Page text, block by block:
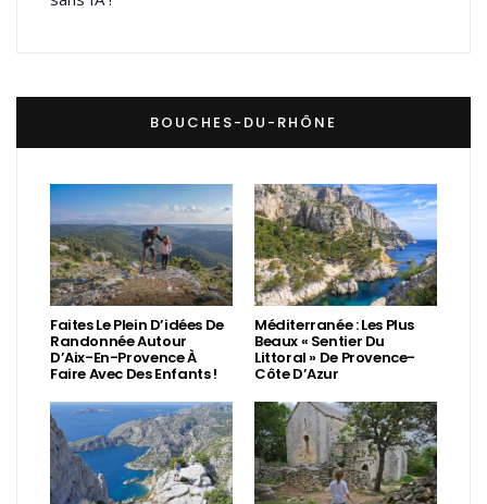
BOUCHES-DU-RHÔNE
Faites Le Plein D’idées De
Randonnée Autour
D’Aix-En-Provence À
Faire Avec Des Enfants !
Méditerranée : Les Plus
Beaux « Sentier Du
Littoral » De Provence-
Côte D’Azur